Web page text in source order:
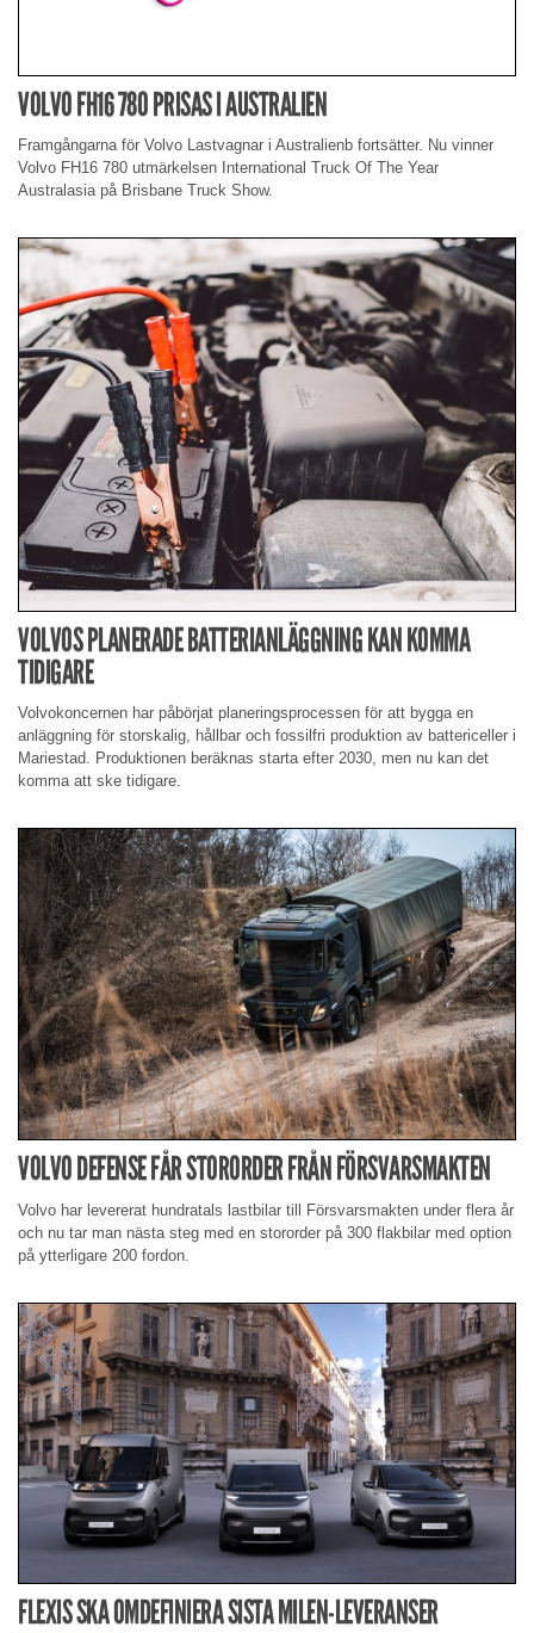
VOLVO FH16 780 PRISAS I AUSTRALIEN
Framgångarna för Volvo Lastvagnar i Australienb fortsätter. Nu vinner
Volvo FH16 780 utmärkelsen International Truck Of The Year
Australasia på Brisbane Truck Show.
VOLVOS PLANERADE BATTERIANLÄGGNING KAN KOMMA
TIDIGARE
Volvokoncernen har påbörjat planeringsprocessen för att bygga en
anläggning för storskalig, hållbar och fossilfri produktion av battericeller i
Mariestad. Produktionen beräknas starta efter 2030, men nu kan det
komma att ske tidigare.
VOLVO DEFENSE FÅR STORORDER FRÅN FÖRSVARSMAKTEN
Volvo har levererat hundratals lastbilar till Försvarsmakten under flera år
och nu tar man nästa steg med en stororder på 300 flakbilar med option
på ytterligare 200 fordon.
FLEXIS SKA OMDEFINIERA SISTA MILEN-LEVERANSER